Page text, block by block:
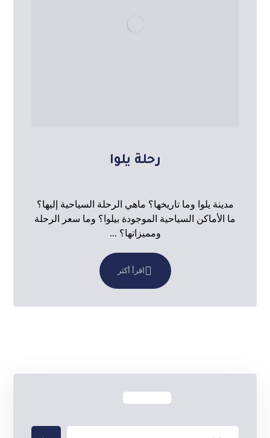
رحلة يلوا
مدينة يلوا وما تاريخها؟ ماهي الرحلة السياحية إليها؟
ما الأماكن السياحية الموجودة بيلوا؟ وما سعر الرحلة
ومميزاتها؟ ...
اقرأ أكثر